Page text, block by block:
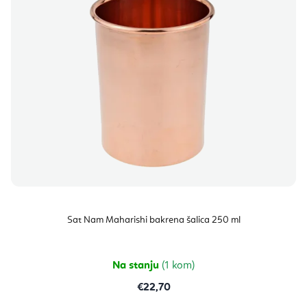
Sat Nam Maharishi bakrena šalica 250 ml
Na stanju (1 kom)
€22,70